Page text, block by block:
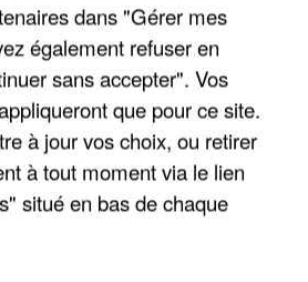
dans "Gérer mes
également refuser en
sans accepter". Vos
que pour ce site.
à jour vos choix, ou retirer
à tout moment via le lien
situé en bas de chaque